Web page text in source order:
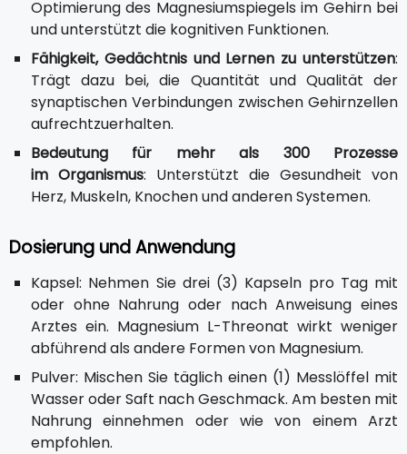
Optimierung des Magnesiumspiegels im Gehirn bei
und unterstützt die kognitiven Funktionen.
Fähigkeit, Gedächtnis und Lernen zu unterstützen:
Trägt dazu bei, die Quantität und Qualität der
synaptischen Verbindungen zwischen Gehirnzellen
aufrechtzuerhalten.
Bedeutung für mehr als 300 Prozesse
im Organismus: Unterstützt die Gesundheit von
Herz, Muskeln, Knochen und anderen Systemen.
Dosierung und Anwendung
Kapsel: Nehmen Sie drei (3) Kapseln pro Tag mit
oder ohne Nahrung oder nach Anweisung eines
Arztes ein. Magnesium L-Threonat wirkt weniger
abführend als andere Formen von Magnesium.
Pulver: Mischen Sie täglich einen (1) Messlöffel mit
Wasser oder Saft nach Geschmack. Am besten mit
Nahrung einnehmen oder wie von einem Arzt
empfohlen.